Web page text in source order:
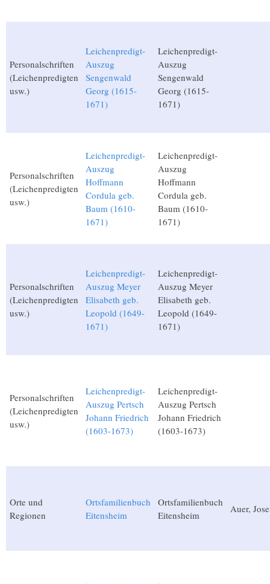
Personalschriften
(Leichenpredigten
usw.)
Leichenpredigt-
Auszug
Sengenwald
Georg (1615-
1671)
Leichenpredigt-
Auszug
Sengenwald
Georg (1615-
1671)
Personalschriften
(Leichenpredigten
usw.)
Leichenpredigt-
Auszug
Hoffmann
Cordula geb.
Baum (1610-
1671)
Leichenpredigt-
Auszug
Hoffmann
Cordula geb.
Baum (1610-
1671)
Personalschriften
(Leichenpredigten
usw.)
Leichenpredigt-
Auszug Meyer
Elisabeth geb.
Leopold (1649-
1671)
Leichenpredigt-
Auszug Meyer
Elisabeth geb.
Leopold (1649-
1671)
Personalschriften
(Leichenpredigten
usw.)
Leichenpredigt-
Auszug Pertsch
Johann Friedrich
(1603-1673)
Leichenpredigt-
Auszug Pertsch
Johann Friedrich
(1603-1673)
Orte und
Regionen
Ortsfamilienbuch
Eitensheim
Ortsfamilienbuch
Eitensheim
Auer,